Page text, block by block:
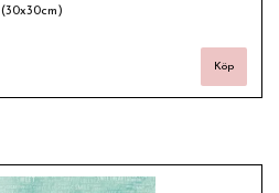
(30x30cm)